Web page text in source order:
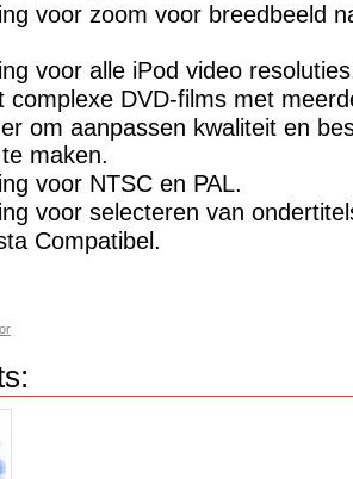
voor zoom voor breedbeeld
voor alle iPod video
complexe DVD-films met
om aanpassen kwaliteit en
maken.
voor NTSC en PAL.
voor selecteren van
Compatibel.